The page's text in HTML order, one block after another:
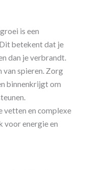
is een
betekent dat je
dan je verbrandt.
van spieren. Zorg
binnenkrijgt om
vetten en complexe
voor energie en